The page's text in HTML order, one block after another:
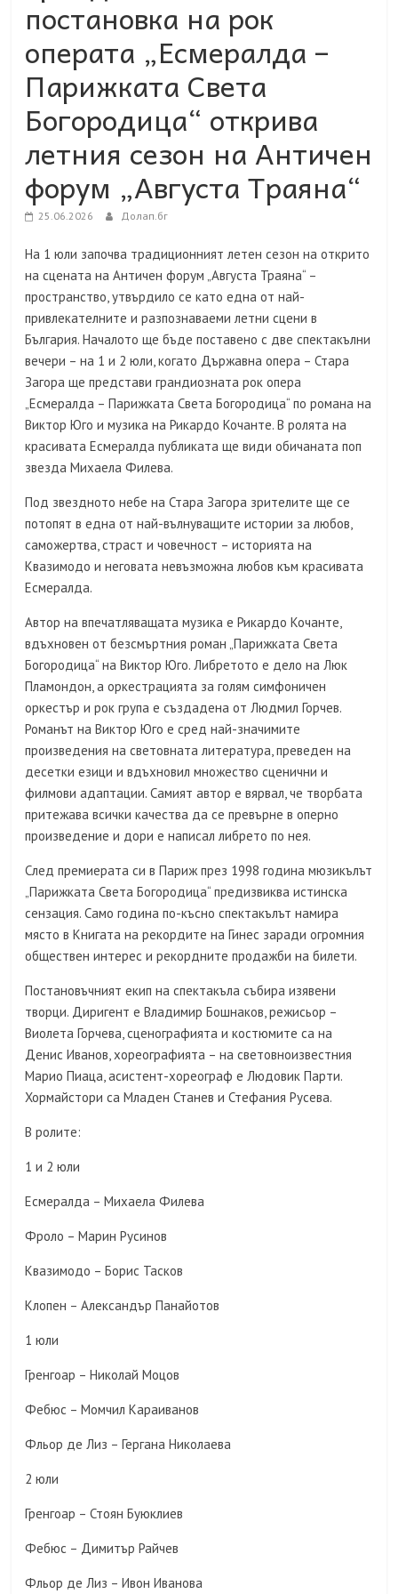
постановка на рок
операта „Есмералда –
Парижката Света
Богородица“ открива
летния сезон на Античен
форум „Августа Траяна“
25.06.2026 Долап.бг
На 1 юли започва традиционният летен сезон на открито
на сцената на Античен форум „Августа Траяна“ –
пространство, утвърдило се като една от най-
привлекателните и разпознаваеми летни сцени в
България. Началото ще бъде поставено с две спектакълни
вечери – на 1 и 2 юли, когато Държавна опера – Стара
Загора ще представи грандиозната рок опера
„Есмералда – Парижката Света Богородица“ по романа на
Виктор Юго и музика на Рикардо Кочанте. В ролята на
красивата Есмералда публиката ще види обичаната поп
звезда Михаела Филева.
Под звездното небе на Стара Загора зрителите ще се
потопят в една от най-вълнуващите истории за любов,
саможертва, страст и човечност – историята на
Квазимодо и неговата невъзможна любов към красивата
Есмералда.
Автор на впечатляващата музика е Рикардо Кочанте,
вдъхновен от безсмъртния роман „Парижката Света
Богородица“ на Виктор Юго. Либретото е дело на Люк
Пламондон, а оркестрацията за голям симфоничен
оркестър и рок група е създадена от Людмил Горчев.
Романът на Виктор Юго е сред най-значимите
произведения на световната литература, преведен на
десетки езици и вдъхновил множество сценични и
филмови адаптации. Самият автор е вярвал, че творбата
притежава всички качества да се превърне в оперно
произведение и дори е написал либрето по нея.
След премиерата си в Париж през 1998 година мюзикълът
„Парижката Света Богородица“ предизвиква истинска
сензация. Само година по-късно спектакълът намира
място в Книгата на рекордите на Гинес заради огромния
обществен интерес и рекордните продажби на билети.
Постановъчният екип на спектакъла събира изявени
творци. Диригент е Владимир Бошнаков, режисьор –
Виолета Горчева, сценографията и костюмите са на
Денис Иванов, хореографията – на световноизвестния
Марио Пиаца, асистент-хореограф е Людовик Парти.
Хормайстори са Младен Станев и Стефания Русева.
В ролите:
1 и 2 юли
Есмералда – Михаела Филева
Фроло – Марин Русинов
Квазимодо – Борис Тасков
Клопен – Александър Панайотов
1 юли
Гренгоар – Николай Моцов
Фебюс – Момчил Караиванов
Фльор де Лиз – Гергана Николаева
2 юли
Гренгоар – Стоян Буюклиев
Фебюс – Димитър Райчев
Фльор де Лиз – Ивон Иванова